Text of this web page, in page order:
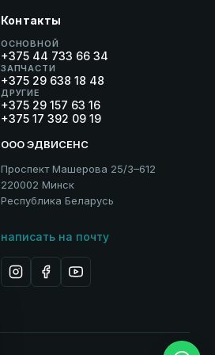
Контакты
ОСНОВНОЙ
+375 44 733 66 34
ЗАПЧАСТИ
+375 29 638 18 48
ДРУГИЕ
+375 29 157 63 16
+375 17 392 09 19
ООО ЭДВИСЕНС
Проспект Машерова 25/3–612
220002 Минск
Республика Беларусь
написать на почту